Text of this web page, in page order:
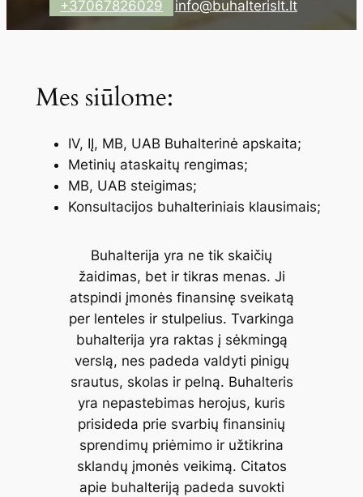
+37067826029
info@buhalterislt.lt
Mes siūlome:
IV, IĮ, MB, UAB Buhalterinė apskaita;
Metinių ataskaitų rengimas;
MB, UAB steigimas;
Konsultacijos buhalteriniais klausimais;
Buhalterija yra ne tik skaičių
žaidimas, bet ir tikras menas. Ji
atspindi įmonės finansinę sveikatą
per lenteles ir stulpelius. Tvarkinga
buhalterija yra raktas į sėkmingą
verslą, nes padeda valdyti pinigų
srautus, skolas ir pelną. Buhalteris
yra nepastebimas herojus, kuris
prisideda prie svarbių finansinių
sprendimų priėmimo ir užtikrina
sklandų įmonės veikimą. Citatos
apie buhalteriją padeda suvokti